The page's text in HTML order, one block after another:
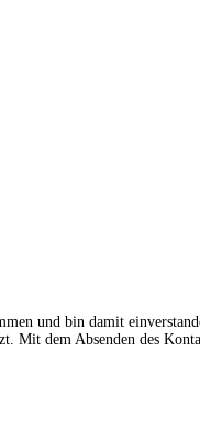
und bin damit
Mit dem Absenden des